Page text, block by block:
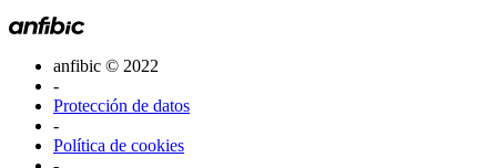
anfibic © 2022
-
Protección de datos
-
Política de cookies